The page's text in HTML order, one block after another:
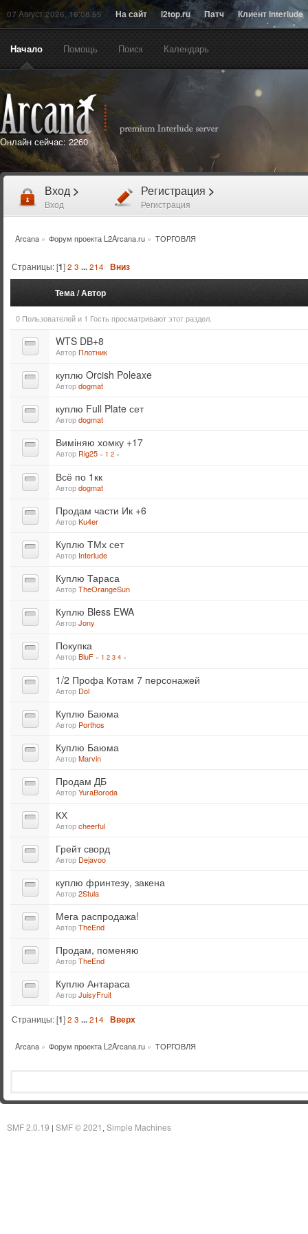
07 Август 2026, 16:08:55 На сайт l2top.ru Патч Клиент Interlude
Начало Помощь Поиск Календарь
Онлайн сейчас: 2260
Вход >
Вход
Регистрация >
Регистрация
Arcana» Форум проекта L2Arcana.ru » ТОРГОВЛЯ
Страницы: [1]2 3 ...214 Вниз
Тема/Автор
0 Пользователей и 1 Гость просматривают этот раздел.
WTS DB+8
АвторПлотник
куплю Orcish Poleaxe
Авторdogmat
куплю Full Plate сет
Авторdogmat
Виміняю хомку +17
Автор Rig25 « 1 2 »
Всё по 1кк
Авторdogmat
Продам части Ик +6
АвторKu4er
Куплю ТМх сет
Автор Interlude
Куплю Тараса
АвторTheOrangeSun
Куплю Bless EWA
АвторJony
Покупка
АвторBluF « 1 2 3 4 »
1/2 Профа Котам 7 персонажей
Автор Dol
Куплю Баюма
Автор Porthos
Куплю Баюма
АвторMarvin
Продам ДБ
АвторYuraBoroda
КХ
Авторcheerful
Грейт сворд
Автор Dejavoo
куплю фринтезу, закена
Автор2Stula
Мега распродажа!
АвторTheEnd
Продам, поменяю
АвторTheEnd
Куплю Антараса
АвторJuisyFruit
Страницы: [1]2 3 ...214 Вверх
Arcana» Форум проекта L2Arcana.ru » ТОРГОВЛЯ
SMF 2.0.19 | SMF © 2021 Simple Machines